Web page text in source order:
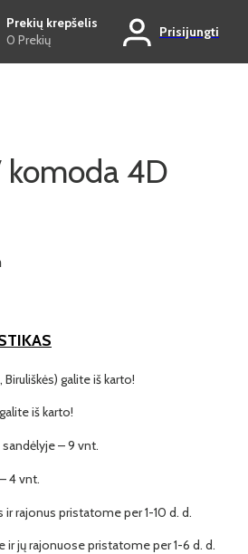
Prekių krepšelis
0 Prekių
Prisijungti
komoda 4D
Biruliškės) galite iš karto!
iš karto!
sandėlyje – 9 vnt.
4 vnt.
rajonus pristatome per 1-10 d. d.
ir jų rajonuose pristatome per 1-6 d. d.